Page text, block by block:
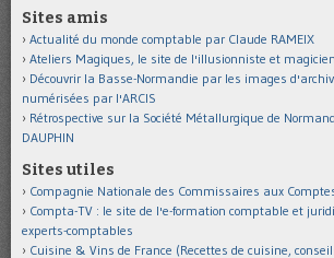
Sites amis
Actualité du monde comptable par Claude RAMEIX
Ateliers Magiques, le site de l'illusionniste et
Découvrir la Basse-Normandie par les images
numérisées par l'ARCIS
Rétrospective sur la Société Métallurgique de
DAUPHIN
Sites utiles
Compagnie Nationale des Commissaires aux
Compta-TV : le site de l'e-formation comptable et
experts-comptables
Cuisine & Vins de France (Recettes de cuisine,